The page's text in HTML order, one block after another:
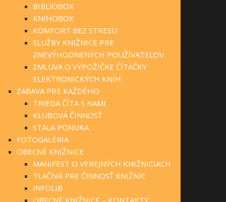
BIBLIOBOX
KNIHOBOX
KOMFORT BEZ STRESU
SLUŽBY KNIŽNICE PRE
ZNEVÝHODNENÝCH POUŽÍVATEĽOV
ZMLUVA O VÝPOŽIČKE ČÍTAČKY
ELEKTRONICKÝCH KNÍH
ZÁBAVA PRE KAŽDÉHO
TRIEDA ČÍTA S NAMI
KLUBOVÁ ČINNOSŤ
STÁLA PONUKA
FOTOGALÉRIA
OBECNÉ KNIŽNICE
MANIFEST O VEREJNÝCH KNIŽNICIACH
TLAČIVÁ PRE ČINNOSŤ KNIŽNÍC
INFOLIB
OBECNÉ KNIŽNICE – KONTAKTY